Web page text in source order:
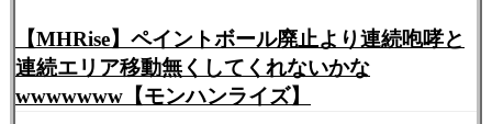
【MHRise】ペイントボール廃止より連続咆哮と
連続エリア移動無くしてくれないかな
wwwwwww【モンハンライズ】